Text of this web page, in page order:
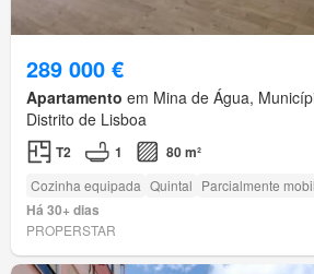
289 000 €
Apartamento em Mina de Água,
Distrito de Lisboa
T2 1 80 m²
Cozinha equipada Quintal Parcialmente
Há 30+ dias
PROPERSTAR